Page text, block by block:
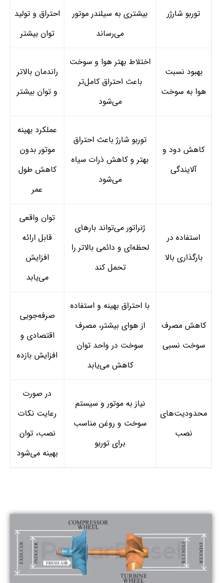
توربو شارژر
بیشتری به سیلندر موتور
می‌رساند
احتراق و تولید
توان بیشتر
بهبود نسبت
هوا به سوخت
اختلاط بهتر هوا و سوخت
باعث احتراق کامل‌تر
می‌شود
راندمان بالاتر
و توان بیشتر
کاهش دود و
آلایندگی
توربو شارژ باعث احتراق
بهتر و کاهش ذرات سیاه
می‌شود
عملکرد بهینه
موتور بدون
کاهش طول
عمر
استفاده در
بارگذاری بالا
ژنراتور می‌تواند بارهای
لحظه‌ای و دائمی بالاتر را
تحمل کند
توان واقعی
قابل ارائه
افزایش
می‌یابد
کاهش مصرف
سوخت نسبی
با احتراق بهینه و استفاده
از هوای بیشتر، مصرف
سوخت در واحد توان
کاهش می‌یابد
صرفه‌جویی
اقتصادی و
افزایش بازده
محدودیت‌های
نصب
نیاز به موتور و سیستم
سوخت و روغن مناسب
برای توربو
در صورت
رعایت نکات
نصب، توان
بهینه می‌شود